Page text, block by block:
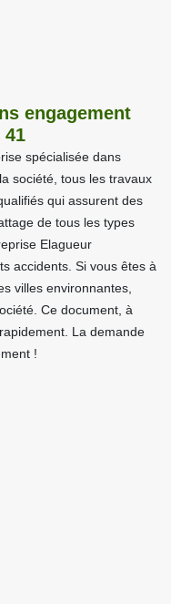
engagement
41
spécialisée dans
société, tous les travaux
qui assurent des
de tous les types
Elagueur
accidents. Si vous êtes à
villes environnantes,
Ce document, à
La demande
!